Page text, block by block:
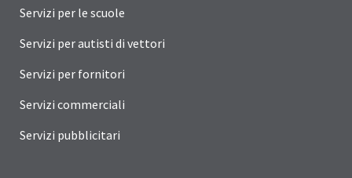
Servizi per le scuole
Servizi per autisti di vettori
Servizi per fornitori
Servizi commerciali
Servizi pubblicitari